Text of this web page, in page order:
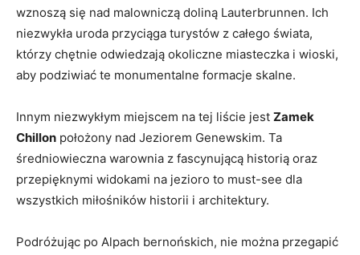
wznoszą się nad malowniczą doliną Lauterbrunnen. Ich
niezwykła uroda przyciąga turystów z całego świata,
którzy chętnie odwiedzają okoliczne miasteczka i wioski,
aby podziwiać te monumentalne formacje skalne.
Innym niezwykłym miejscem na tej liście jest Zamek
Chillon położony nad Jeziorem Genewskim. Ta
średniowieczna warownia z fascynującą historią oraz
przepięknymi widokami na jezioro to must-see dla
wszystkich miłośników historii i architektury.
Podróżując po Alpach bernońskich, nie można przegapić